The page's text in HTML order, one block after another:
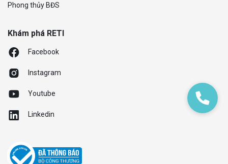
Phong thủy BĐS
Khám phá RETI
Facebook
Instagram
Youtube
Linkedin